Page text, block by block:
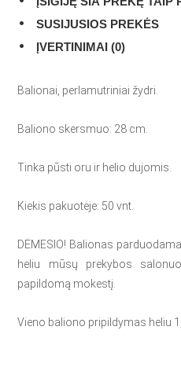
SUSIJUSIOS PREKĖS
ĮVERTINIMAI (0)
Balionai, perlamutriniai žydri.
Baliono skersmuo: 28 cm.
Tinka pūsti oru ir helio dujomis.
Kiekis pakuotėje: 50 vnt.
DĖMESIO! Balionas
heliu mūsų prekybos
papildomą mokestį.
Vieno baliono pripildymas heliu